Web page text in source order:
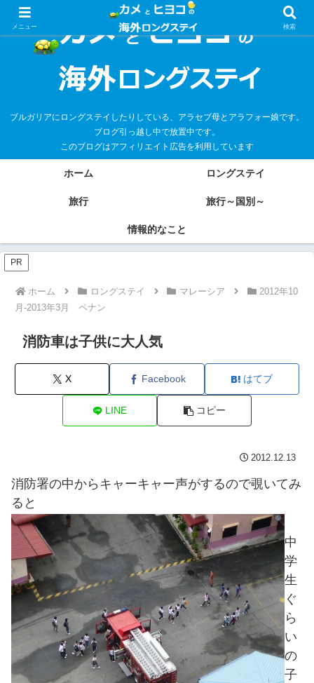
ブルガリアにロングステイしたりしている、アラセブ母とアラフォー娘です。
ブログ引っ越し中で放置中です。
このブログはアフィリエイト広告を利用しています
ホーム ロングステイ
旅行 旅行～国別～
情報的なこと
PR
ホーム ロングステイ マレーシア
2012年10
月-2013年3月 ペナン
消防車は子供に大人気
X Facebook はてブ
LINE コピー
2012.12.13
消防署の中からキャーキャー声がするので覗いてみ
ると
中
学
生
ぐ
ら
い
の
子
メニュー 検索